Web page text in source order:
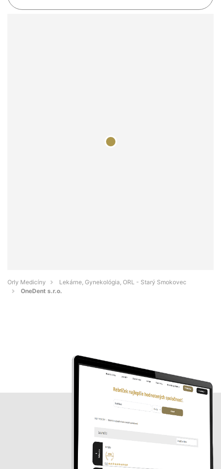
Orly Medicíny
Lekárne, Gynekológia, ORL - Starý Smokovec
OneDent s.r.o.